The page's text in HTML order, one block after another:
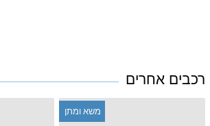
רכבים אחרים
משא ומתן